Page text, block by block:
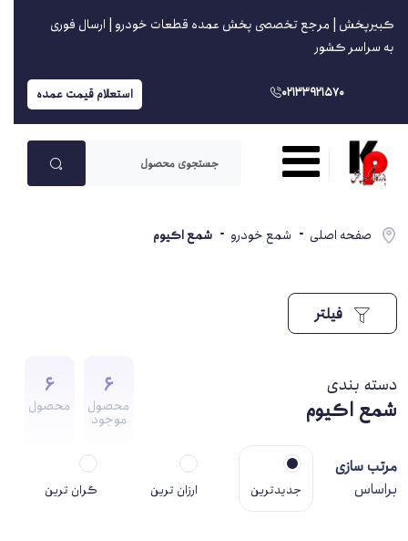
کبیرپخش | مرجع تخصصی پخش عمده قطعات خودرو | ارسال فوری
به سراسر کشور
02133921570 استعلام قیمت عمده
صفحه اصلی شمع خودرو شمع اکیوم
فیلتر
دسته بندی
شمع اکیوم
6
محصول
موجود
6
محصول
مرتب سازی
براساس
جدیدترین ارزان ترین گران ترین